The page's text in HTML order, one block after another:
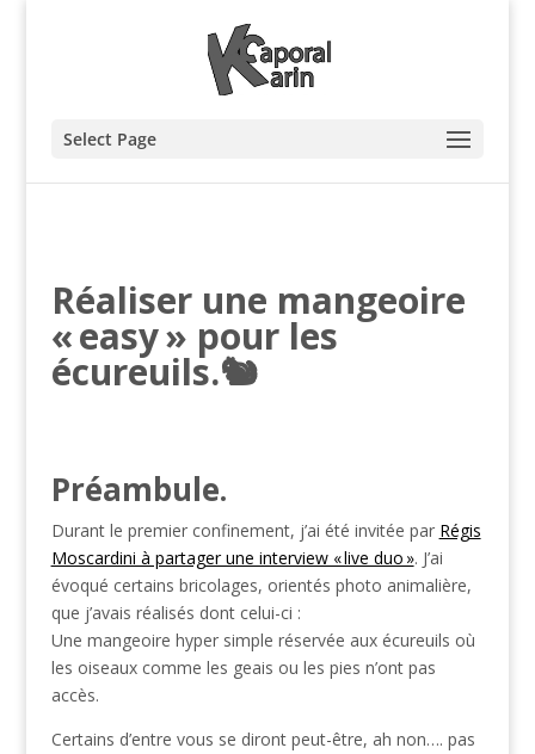
Select Page
Réaliser une mangeoire
« easy » pour les
écureuils.🐿️
Préambule.
Durant le premier confinement, j’ai été invitée par Régis
Moscardini à partager une interview « live duo ». J’ai
évoqué certains bricolages, orientés photo animalière,
que j’avais réalisés dont celui-ci :
Une mangeoire hyper simple réservée aux écureuils où
les oiseaux comme les geais ou les pies n’ont pas
accès.
Certains d’entre vous se diront peut-être, ah non…. pas